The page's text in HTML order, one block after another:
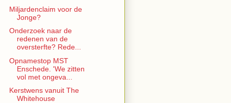
Miljardenclaim voor de
Jonge?
Onderzoek naar de
redenen van de
oversterfte? Rede...
Opnamestop MST
Enschede. 'We zitten
vol met ongeva...
Kerstwens vanuit The
Whitehouse